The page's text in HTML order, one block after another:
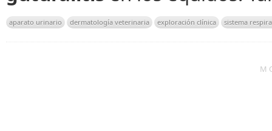
aparato urinario dermatología veterinaria exploración clínica sistema